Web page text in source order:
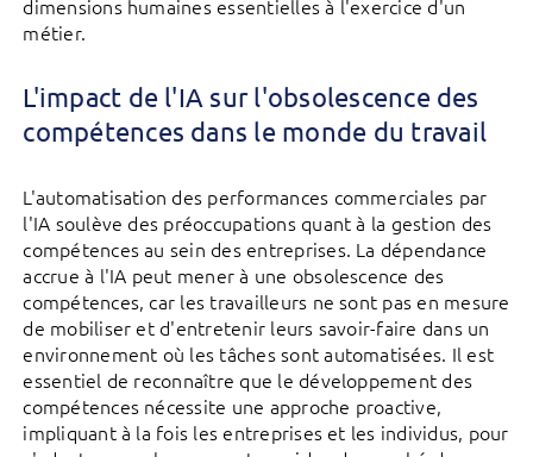
dimensions humaines essentielles à l'exercice d'un
métier.
L'impact de l'IA sur l'obsolescence des
compétences dans le monde du travail
L'automatisation des performances commerciales par
l'IA soulève des préoccupations quant à la gestion des
compétences au sein des entreprises. La dépendance
accrue à l'IA peut mener à une obsolescence des
compétences, car les travailleurs ne sont pas en mesure
de mobiliser et d'entretenir leurs savoir-faire dans un
environnement où les tâches sont automatisées. Il est
essentiel de reconnaître que le développement des
compétences nécessite une approche proactive,
impliquant à la fois les entreprises et les individus, pour